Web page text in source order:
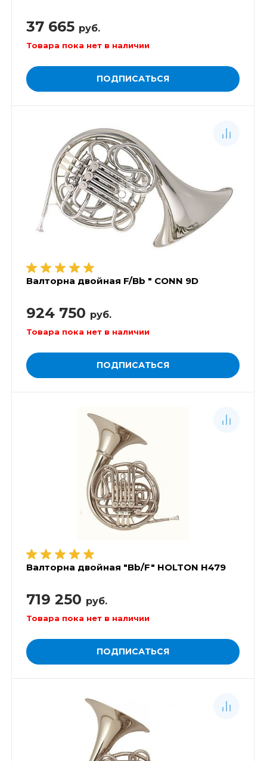
37 665 руб.
Товара пока нет в наличии
ПОДПИСАТЬСЯ
Валторна двойная F/Bb " CONN 9D
924 750 руб.
Товара пока нет в наличии
ПОДПИСАТЬСЯ
Валторна двойная "Bb/F" HOLTON H479
719 250 руб.
Товара пока нет в наличии
ПОДПИСАТЬСЯ